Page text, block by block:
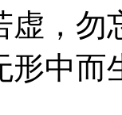
虚，勿
形中而